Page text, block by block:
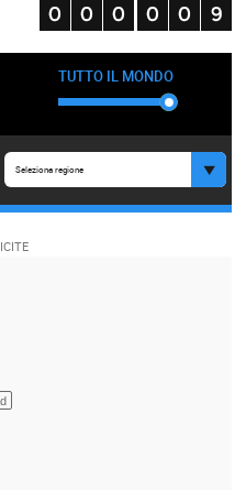
TUTTO IL MONDO
Seleziona regione